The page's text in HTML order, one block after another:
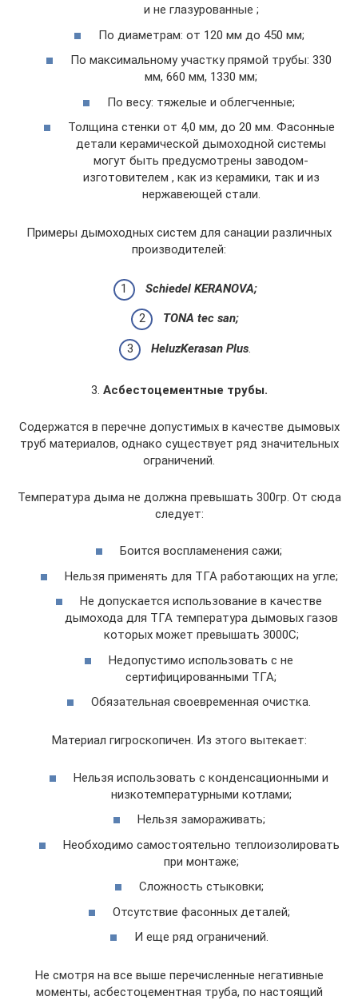
и не глазурованные ;
По диаметрам: от 120 мм до 450 мм;
По максимальному участку прямой трубы: 330
мм, 660 мм, 1330 мм;
По весу: тяжелые и облегченные;
Толщина стенки от 4,0 мм, до 20 мм. Фасонные
детали керамической дымоходной системы
могут быть предусмотрены заводом-
изготовителем , как из керамики, так и из
нержавеющей стали.
Примеры дымоходных систем для санации различных
производителей:
Schiedel KERANOVA;
TONA tec san;
HeluzKerasan Plus
3. Асбестоцементные трубы.
Содержатся в перечне допустимых в качестве дымовых
труб материалов, однако существует ряд значительных
ограничений.
Температура дыма не должна превышать 300гр. От сюда
следует:
Боится воспламенения сажи;
Нельзя применять для ТГА работающих на угле;
Не допускается использование в качестве
дымохода для ТГА температура дымовых газов
которых может превышать 3000С;
Недопустимо использовать с не
сертифицированными ТГА;
Обязательная своевременная очистка.
Материал гигроскопичен. Из этого вытекает:
Нельзя использовать с конденсационными и
низкотемпературными котлами;
Нельзя замораживать;
Необходимо самостоятельно теплоизолировать
при монтаже;
Сложность стыковки;
Отсутствие фасонных деталей;
И еще ряд ограничений.
Не смотря на все выше перечисленные негативные
моменты, асбестоцементная труба, по настоящий